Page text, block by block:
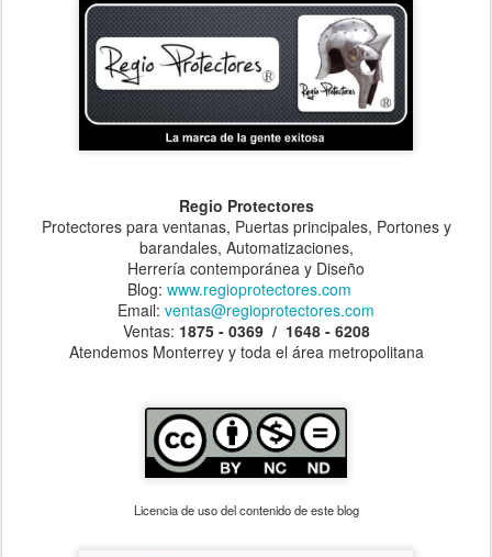
Regio Protectores
Protectores para ventanas, Puertas principales, Portones y
barandales, Automatizaciones,
Herrería contemporánea y Diseño
Blog: www.regioprotectores.com
Email: ventas@regioprotectores.com
Ventas: 1875 - 0369 / 1648 - 6208
Atendemos Monterrey y toda el área metropolitana
Licencia de uso del contenido de este blog